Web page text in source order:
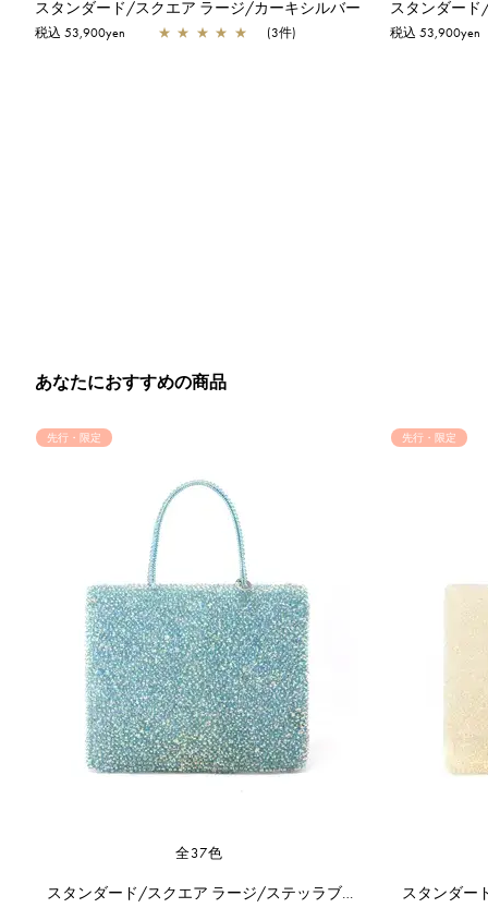
スタンダード/スクエア ラージ/カーキシルバー
税込 53,900yen ★ ★ ★ ★ ★ (3件) 税込 53,900yen
あなたにおすすめの商品
先行・限定
全37色
スタンダード/スクエア ラージ/ステッラブルー【オンラインストア先行販売カラー】
先行・限定